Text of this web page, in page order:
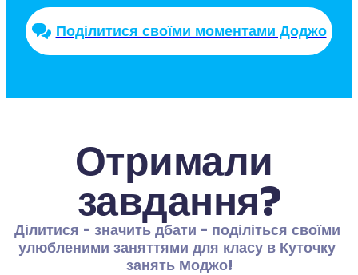
Поділитися своїми моментами Доджо
Отримали
завдання?
Ділитися - значить дбати - поділіться своїми
улюбленими заняттями для класу в Куточку
занять Моджо!